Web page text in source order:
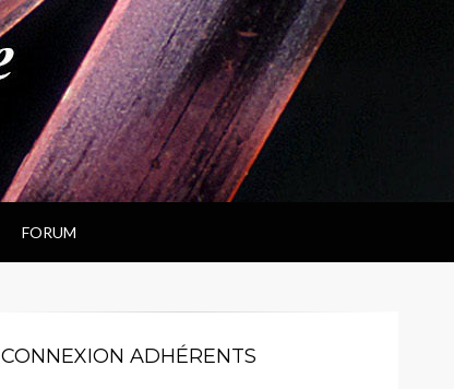
FORUM
CONNEXION ADHÉRENTS